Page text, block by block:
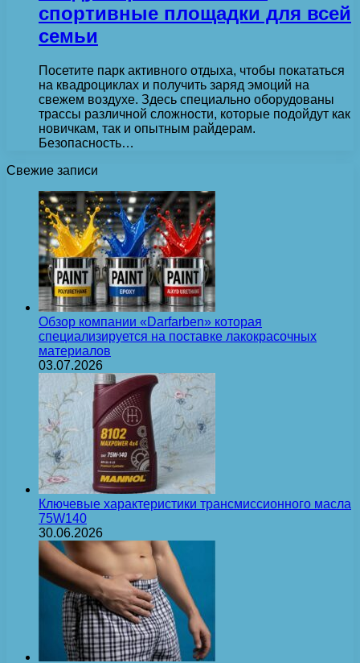
спортивные площадки для всей
семьи
Посетите парк активного отдыха, чтобы покататься
на квадроциклах и получить заряд эмоций на
свежем воздухе. Здесь специально оборудованы
трассы различной сложности, которые подойдут как
новичкам, так и опытным райдерам.
Безопасность…
Свежие записи
Обзор компании «Darfarben» которая
специализируется на поставке лакокрасочных
материалов
03.07.2026
Ключевые характеристики трансмиссионного масла
75W140
30.06.2026